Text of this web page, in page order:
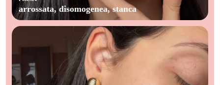
arrossata, disomogenea, stanca